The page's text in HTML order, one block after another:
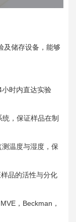
及储存设备，能够
时内直达实验
，保证样品在制
温度与湿度，保
品的活性与分化
，Beckman，